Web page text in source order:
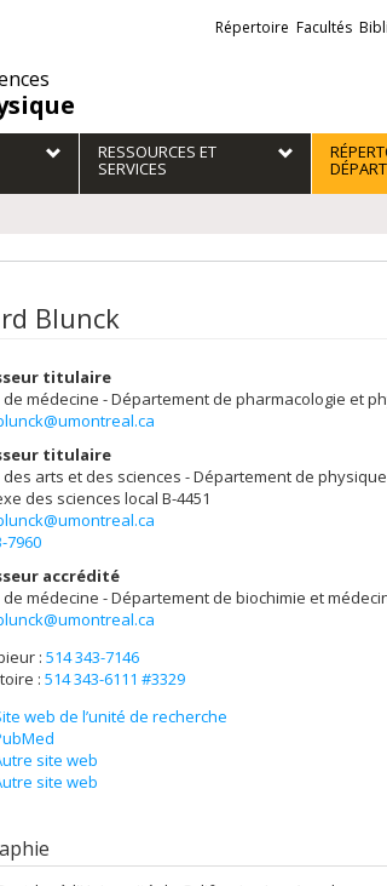
Liens
externes
Répertoire Facultés
RESSOURCES ET
SERVICES
Blunck
titulaire
de médecine - Département de pharmacologie et
titulaire
des arts et des sciences - Département de physique
des sciences local B-4451
7960
accrédité
de médecine - Département de biochimie et
: 514 343-7146
: 514 343-6111 #3329
web de l’unité de recherche
site web
site web